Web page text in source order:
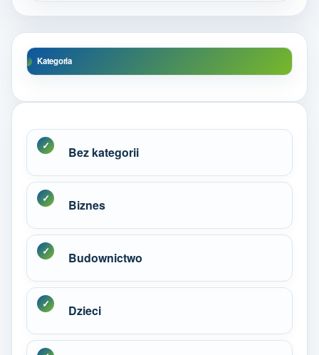
Kategoria
Bez kategorii
Biznes
Budownictwo
Dzieci